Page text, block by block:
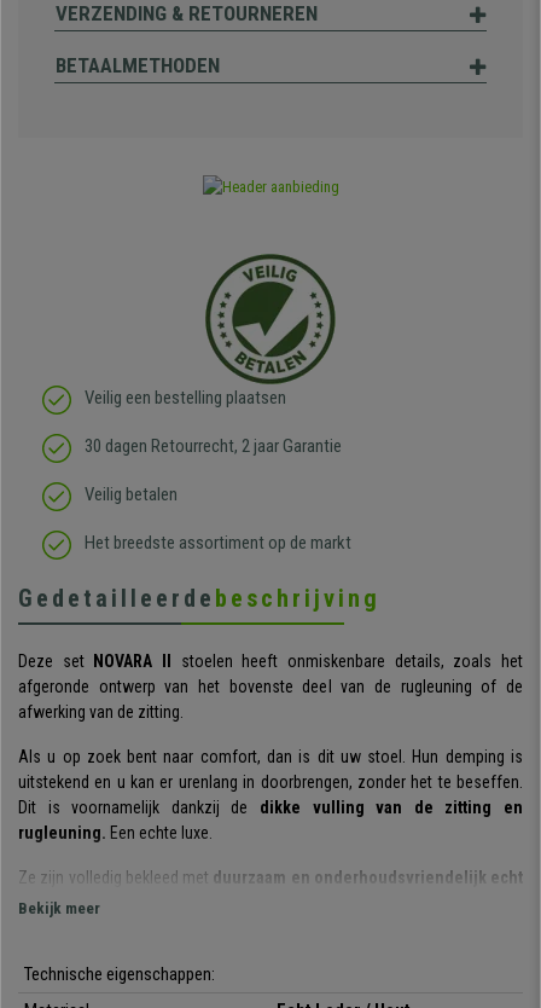
VERZENDING & RETOURNEREN
BETAALMETHODEN
Veilig een bestelling plaatsen
30 dagen Retourrecht, 2 jaar Garantie
Veilig betalen
Het breedste assortiment op de markt
Gedetailleerde beschrijving
Deze setNOVARA II
stoelen heeft onmiskenbare details, zoals het
afgeronde ontwerp van het bovenste deel van de rugleuning of de
afwerking van de zitting.
Als u op zoek bent naar comfort, dan is dit uw stoel. Hun demping is
uitstekend en u kan er urenlang in doorbrengen, zonder het te beseffen.
Dit is voornamelijk dankzij de dikke vulling van de zitting en
rugleuning. Een echte luxe.
Ze zijn volledig bekleed met duurzaam en onderhoudsvriendelijk echt
leder. De bekleding erg zacht en aangenaam, en zal jarenlang in perfecte
deze set hoeft u zich geen zorgen te maken, het zijn stoelen voor de rest
Bekijk meer
Technische eigenschappen: